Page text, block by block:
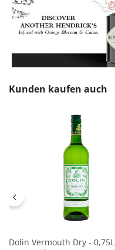
Produktgalerie überspringen
Kunden kaufen auch
Dolin Vermouth Dry - 0,75L